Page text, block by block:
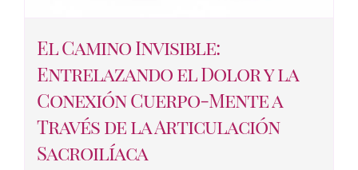
El Camino Invisible:
Entrelazando el Dolor y la
Conexión Cuerpo-Mente a
Través de la Articulación
Sacroilíaca